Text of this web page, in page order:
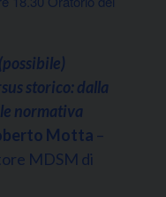
storico: dalla
normativa
Motta –
MDSM di